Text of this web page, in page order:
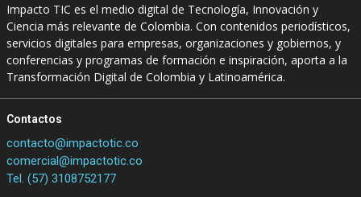
Impacto TIC es el medio digital de Tecnología, Innovación y
Ciencia más relevante de Colombia. Con contenidos periodísticos,
servicios digitales para empresas, organizaciones y gobiernos, y
conferencias y programas de formación e inspiración, aporta a la
Transformación Digital de Colombia y Latinoamérica.
Contactos
contacto@impactotic.co
comercial@impactotic.co
Tel. (57) 3108752177